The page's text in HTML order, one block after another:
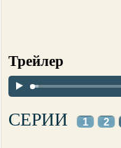
Трейлер
СЕРИИ 1 2